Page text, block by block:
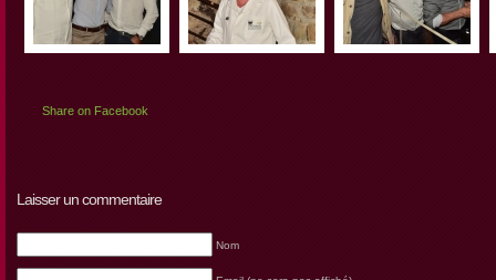
Share on Facebook
Laisser un commentaire
Nom